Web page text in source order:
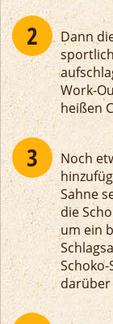
Dann
Work-
heißen
Noch
Sahne
die
um ein
darüber